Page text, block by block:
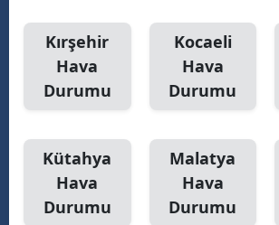
Kırşehir
Hava
Durumu
Kocaeli
Hava
Durumu
Kütahya
Hava
Durumu
Malatya
Hava
Durumu